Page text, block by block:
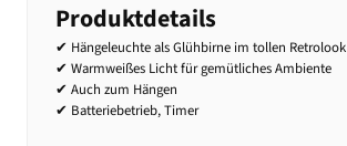
Produktdetails
✔ Hängeleuchte als Glühbirne im tollen Retrolook
✔ Warmweißes Licht für gemütliches Ambiente
✔ Auch zum Hängen
✔ Batteriebetrieb, Timer